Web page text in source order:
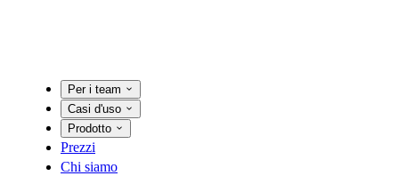
Per i team
Casi d'uso
Prodotto
Prezzi
Chi siamo